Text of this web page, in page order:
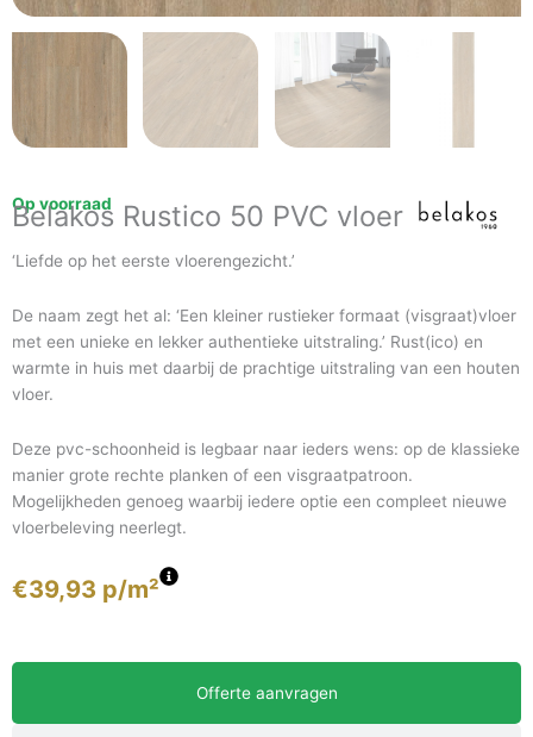
Op voorraad
Belakos Rustico 50 PVC vloer
‘Liefde op het eerste vloerengezicht.’
De naam zegt het al: ‘Een kleiner rustieker formaat (visgraat)vloer
met een unieke en lekker authentieke uitstraling.’ Rust(ico) en
warmte in huis met daarbij de prachtige uitstraling van een houten
vloer.
Deze pvc-schoonheid is legbaar naar ieders wens: op de klassieke
manier grote rechte planken of een visgraatpatroon.
Mogelijkheden genoeg waarbij iedere optie een compleet nieuwe
vloerbeleving neerlegt.
€39,93 p/m²
Offerte aanvragen